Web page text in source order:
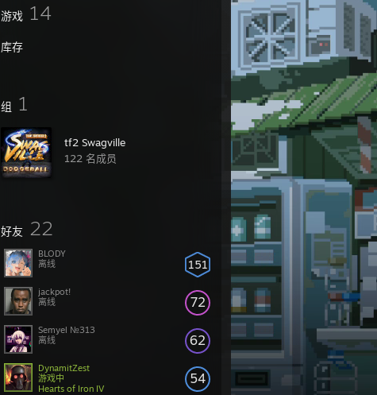
游戏 14
库存
组 1
tf2 Swagville
122 名成员
好友 22
151
BLODY
离线
72
jackpot!
离线
62
Semyel №313
离线
54
DynamitZest
游戏中
Hearts of Iron IV